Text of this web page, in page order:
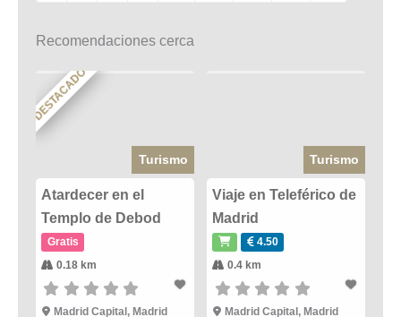
Recomendaciones cerca
DESTACADO
Turismo
Atardecer en el
Templo de Debod
Gratis
0.18 km
Madrid Capital , Madrid
Turismo
Viaje en Teleférico de
Madrid
4.50
0.4 km
Madrid Capital , Madrid